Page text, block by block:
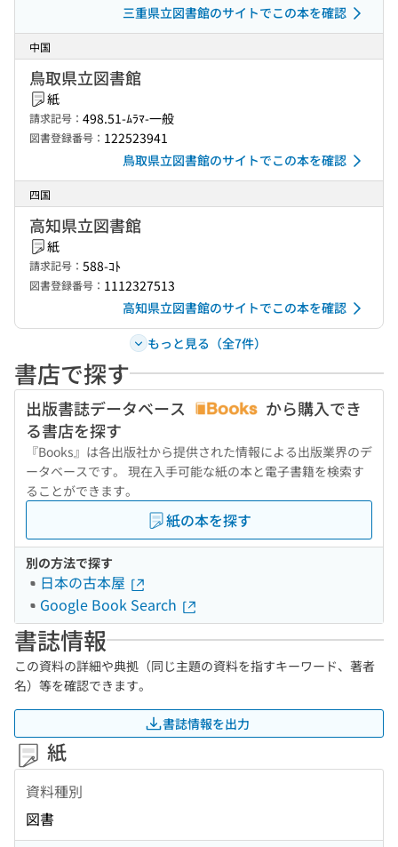
三重県立図書館のサイトでこの本を確認
中国
鳥取県立図書館
紙
請求記号： 498.51-ﾑﾗﾏ-一般
図書登録番号： 122523941
鳥取県立図書館のサイトでこの本を確認
四国
高知県立図書館
紙
請求記号： 588-ｺﾄ
図書登録番号： 1112327513
高知県立図書館のサイトでこの本を確認
もっと見る（全7件）
書店で探す
出版書誌データベース
から購入でき
る書店を探す
『Books』は各出版社から提供された情報による出版業界のデ
ータベースです。 現在入手可能な紙の本と電子書籍を検索す
ることができます。
紙の本を探す
別の方法で探す
日本の古本屋
Google Book Search
書誌情報
この資料の詳細や典拠（同じ主題の資料を指すキーワード、著者
名）等を確認できます。
書誌情報を出力
紙
資料種別
図書